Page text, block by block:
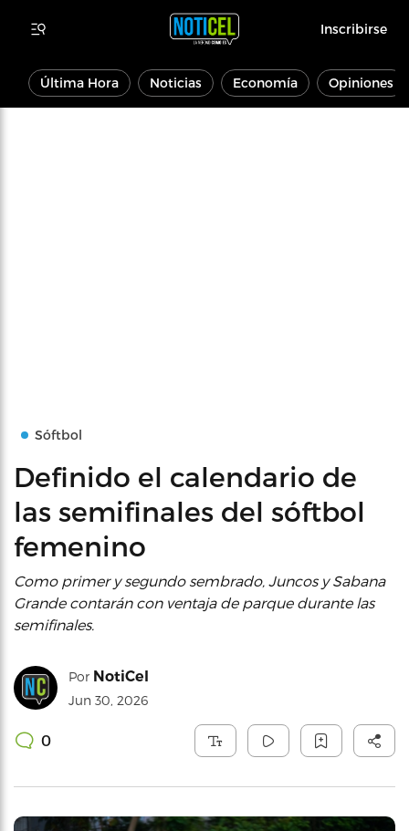
Inscribirse
Última Hora Noticias Economía Opiniones
Sóftbol
Definido el calendario de
las semifinales del sóftbol
femenino
Como primer y segundo sembrado, Juncos y Sabana
Grande contarán con ventaja de parque durante las
semifinales.
Por NotiCel
Jun 30, 2026
0